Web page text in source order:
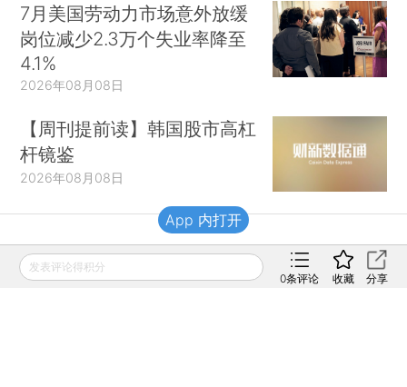
7月美国劳动力市场意外放缓
岗位减少2.3万个失业率降至
4.1%
2026年08月08日
【周刊提前读】韩国股市高杠
杆镜鉴
2026年08月08日
财新移动
发表评论得积分
0条评论 收藏 分享
App 内打开